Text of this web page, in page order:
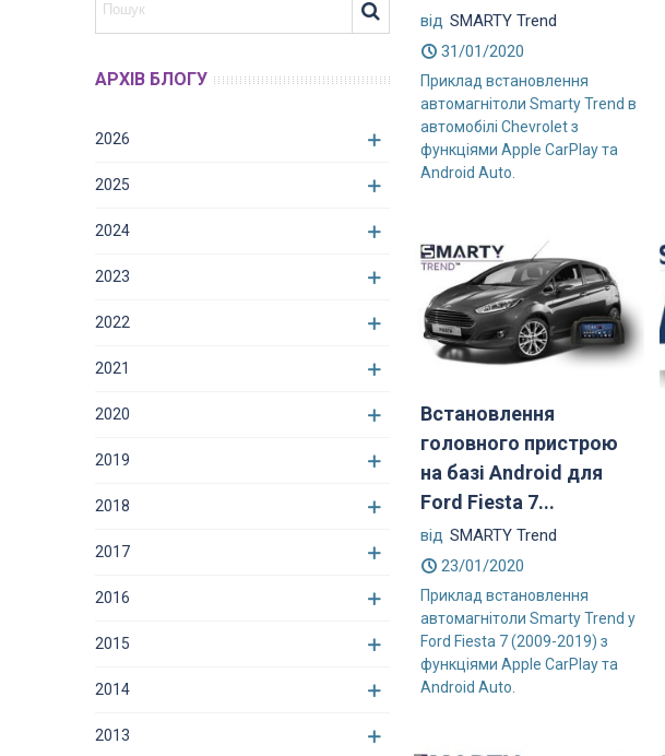
АРХІВ БЛОГУ
2026
2025
2024
2023
2022
2021
2020
2019
2018
2017
2016
2015
2014
2013
від SMARTY Trend
31/01/2020
Приклад встановлення
автомагнітоли Smarty Trend в
автомобілі Chevrolet з
функціями Apple CarPlay та
Android Auto.
Встановлення
головного пристрою
на базі Android для
Ford Fiesta 7...
від SMARTY Trend
23/01/2020
Приклад встановлення
автомагнітоли Smarty Trend у
Ford Fiesta 7 (2009-2019) з
функціями Apple CarPlay та
Android Auto.